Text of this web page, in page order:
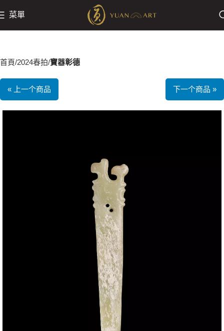
菜單
首頁 2024春拍 寶器彰德
« 上一个商品 下一个商品 »